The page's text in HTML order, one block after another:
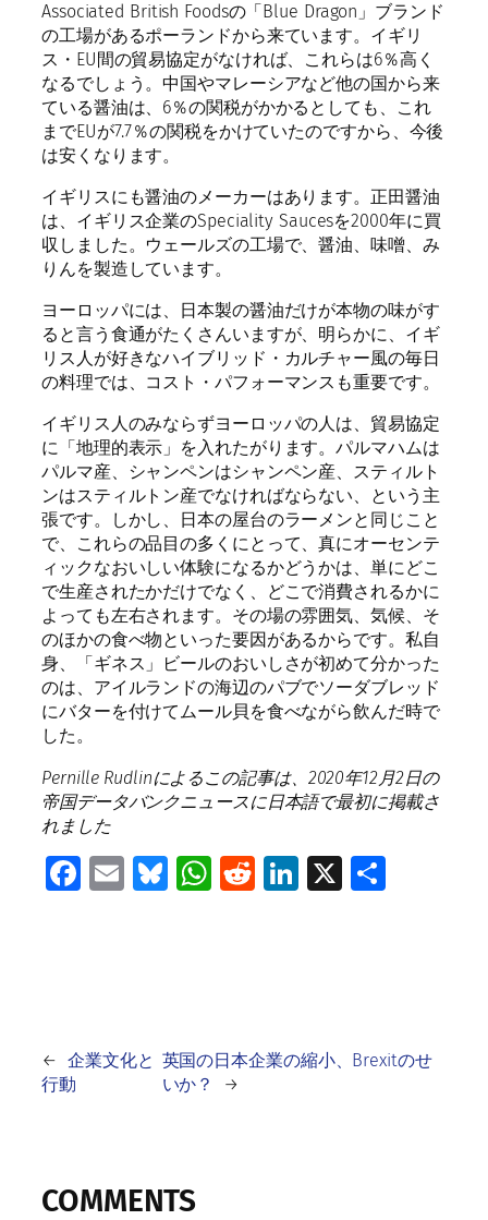
Associated British Foodsの「Blue Dragon」ブランド
の工場があるポーランドから来ています。イギリ
ス・EU間の貿易協定がなければ、これらは6％高く
なるでしょう。中国やマレーシアなど他の国から来
ている醤油は、6％の関税がかかるとしても、これ
までEUが7.7％の関税をかけていたのですから、今後
は安くなります。
イギリスにも醤油のメーカーはあります。正田醤油
は、イギリス企業のSpeciality Saucesを2000年に買
収しました。ウェールズの工場で、醤油、味噌、み
りんを製造しています。
ヨーロッパには、日本製の醤油だけが本物の味がす
ると言う食通がたくさんいますが、明らかに、イギ
リス人が好きなハイブリッド・カルチャー風の毎日
の料理では、コスト・パフォーマンスも重要です。
イギリス人のみならずヨーロッパの人は、貿易協定
に「地理的表示」を入れたがります。パルマハムは
パルマ産、シャンペンはシャンペン産、スティルト
ンはスティルトン産でなければならない、という主
張です。しかし、日本の屋台のラーメンと同じこと
で、これらの品目の多くにとって、真にオーセンテ
ィックなおいしい体験になるかどうかは、単にどこ
で生産されたかだけでなく、どこで消費されるかに
よっても左右されます。その場の雰囲気、気候、そ
のほかの食べ物といった要因があるからです。私自
身、「ギネス」ビールのおいしさが初めて分かった
のは、アイルランドの海辺のパブでソーダブレッド
にバターを付けてムール貝を食べながら飲んだ時で
した。
Pernille Rudlinによるこの記事は、 2020年12月2日の
帝国データバンクニュースに日本語で最初に掲載さ
れまし た
Facebook
EmailBluesky
WhatsApp
RedditLinkedIn
X
← 企業文化と
行動
英国の日本企業の縮小、Brexitのせ
いか？
→
COMMENTS